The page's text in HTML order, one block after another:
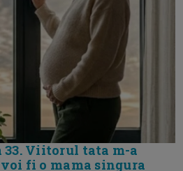
Viitorul tata m-a
fi o mama singura